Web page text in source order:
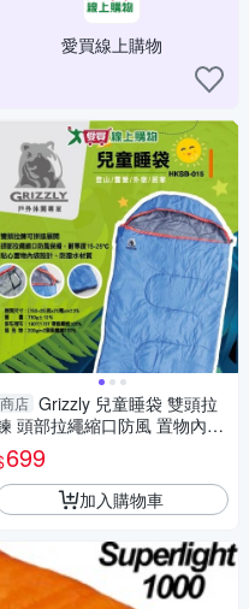
愛買線上購物
商店 Grizzly 兒童睡袋 雙頭拉
頭部拉繩縮口防風 置物內袋
防潑水 登山 露營 旅行 外宿 居
【愛買】
699
加入購物車